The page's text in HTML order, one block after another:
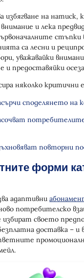
избягване на натиск,
и лека
стъпки
са лесни и
уважавайки
предоставяйки
няколко критични
споделянето на
повторни
форми
адаптивни
потребителско
своето
доставка – и